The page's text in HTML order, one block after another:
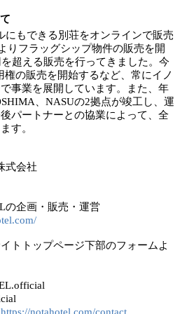
にもできる別荘をオンラインで販売
りフラッグシップ物件の販売を開
超える販売を行ってきました。今
権の販売を開始するなど、常にイノ
事業を展開しています。また、年
、NASUの2拠点が竣工し、運
パートナーとの協業によって、全
す。
式会社
の企画・販売・運営
トトップページ下部のフォームよ